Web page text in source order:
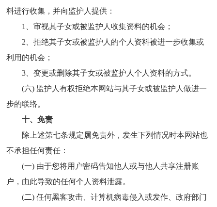
料进行收集，并向监护人提供：
1、审视其子女或被监护人收集资料的机会；
2、拒绝其子女或被监护人的个人资料被进一步收集或
利用的机会；
3、变更或删除其子女或被监护人个人资料的方式。
(六) 监护人有权拒绝本网站与其子女或被监护人做进一
步的联络。
十、免责
除上述第七条规定属免责外，发生下列情况时本网站也
不承担任何责任：
(一) 由于您将用户密码告知他人或与他人共享注册账
户，由此导致的任何个人资料泄露。
(二) 任何黑客攻击、计算机病毒侵入或发作、政府部门